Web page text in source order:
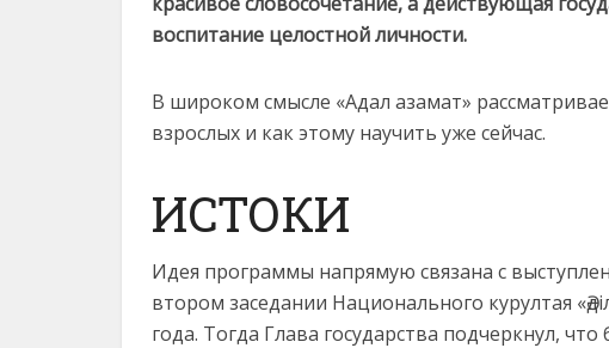
воспитание целостной личности.
В широком смысле «Адал азамат»
взрослых и как этому научить уже сейчас.
ИСТОКИ
Идея программы напрямую связана с
втором заседании Национального курултая
года. Тогда Глава государства подчеркнул,